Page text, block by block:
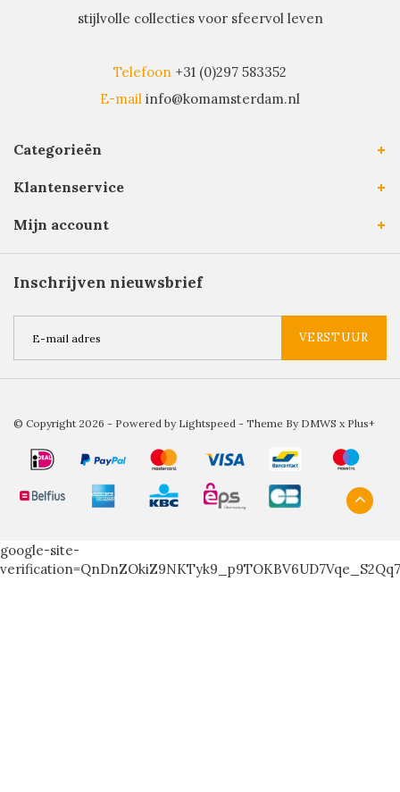
stijlvolle collecties voor sfeervol leven
Telefoon +31 (0)297 583352
E-mail info@komamsterdam.nl
Categorieën
Klantenservice
Mijn account
Inschrijven nieuwsbrief
VERSTUUR
© Copyright 2026 - Powered by Lightspeed - Theme By DMWS x Plus+
google-site-